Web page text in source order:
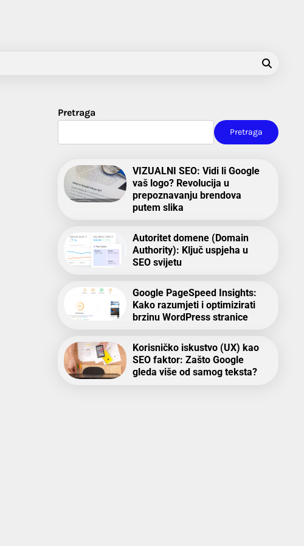
Pretraga
Pretraga
VIZUALNI SEO: Vidi li Google
vaš logo? Revolucija u
prepoznavanju brendova
putem slika
Autoritet domene (Domain
Authority): Ključ uspjeha u
SEO svijetu
Google PageSpeed Insights:
Kako razumjeti i optimizirati
brzinu WordPress stranice
Korisničko iskustvo (UX) kao
SEO faktor: Zašto Google
gleda više od samog teksta?